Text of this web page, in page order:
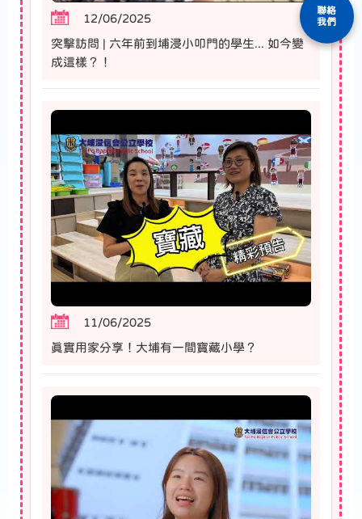
12/06/2025
突擊訪問 | 六年前到埔浸小叩門的學生... 如今變
成這樣？！
11/06/2025
真實用家分享！大埔有一間寶藏小學？
聯絡
我們